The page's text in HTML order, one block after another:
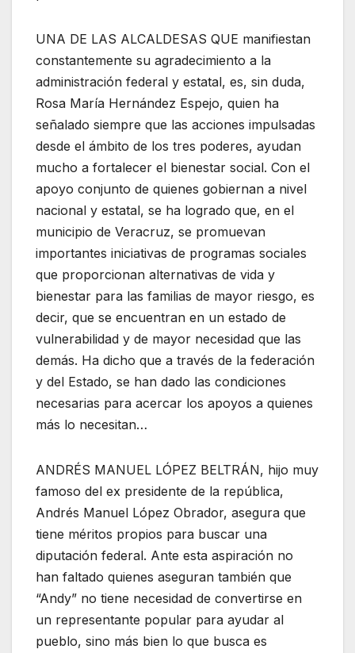
UNA DE LAS ALCALDESAS QUE manifiestan
constantemente su agradecimiento a la
administración federal y estatal, es, sin duda,
Rosa María Hernández Espejo, quien ha
señalado siempre que las acciones impulsadas
desde el ámbito de los tres poderes, ayudan
mucho a fortalecer el bienestar social. Con el
apoyo conjunto de quienes gobiernan a nivel
nacional y estatal, se ha logrado que, en el
municipio de Veracruz, se promuevan
importantes iniciativas de programas sociales
que proporcionan alternativas de vida y
bienestar para las familias de mayor riesgo, es
decir, que se encuentran en un estado de
vulnerabilidad y de mayor necesidad que las
demás. Ha dicho que a través de la federación
y del Estado, se han dado las condiciones
necesarias para acercar los apoyos a quienes
más lo necesitan…
ANDRÉS MANUEL LÓPEZ BELTRÁN, hijo muy
famoso del ex presidente de la república,
Andrés Manuel López Obrador, asegura que
tiene méritos propios para buscar una
diputación federal. Ante esta aspiración no
han faltado quienes aseguran también que
“Andy” no tiene necesidad de convertirse en
un representante popular para ayudar al
pueblo, sino más bien lo que busca es